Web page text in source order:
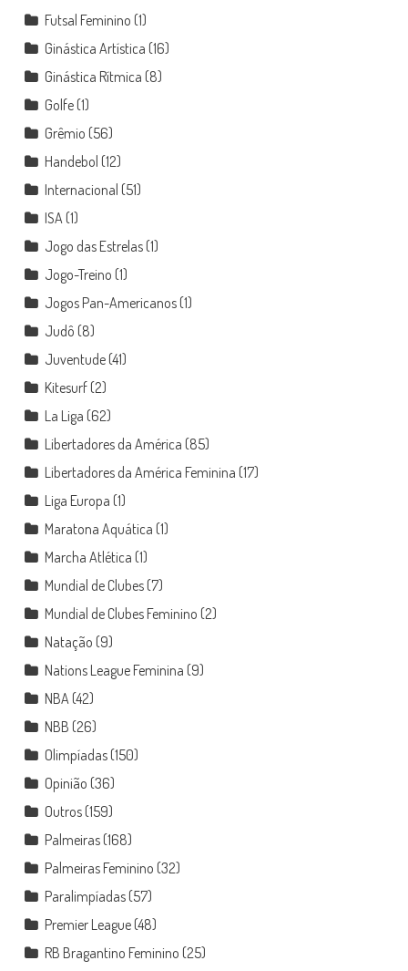
Futsal Feminino (1)
Ginástica Artística (16)
Ginástica Rítmica (8)
Golfe(1)
Grêmio (56)
Handebol (12)
Internacional (51)
ISA(1)
Jogo das Estrelas(1)
Jogo-Treino (1)
Jogos Pan-Americanos(1)
Judô (8)
Juventude(41)
Kitesurf(2)
La Liga (62)
Libertadores da América (85)
Libertadores da América Feminina (17)
Liga Europa (1)
Maratona Aquática (1)
Marcha Atlética (1)
Mundial de Clubes(7)
Mundial de Clubes Feminino (2)
Natação (9)
Nations League Feminina (9)
NBA(42)
NBB (26)
Olimpíadas(150)
Opinião (36)
Outros(159)
Palmeiras(168)
Palmeiras Feminino (32)
Paralimpíadas(57)
Premier League(48)
RB Bragantino Feminino (25)